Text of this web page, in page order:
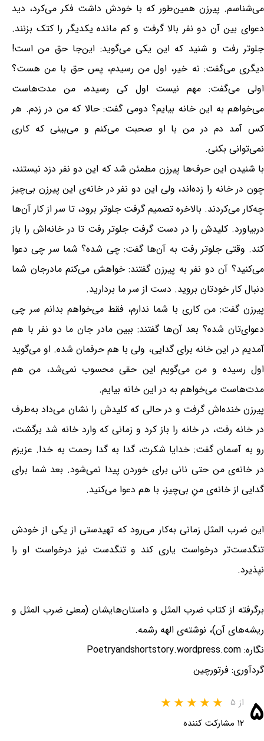
می‌شناسم. پیرزن همین‌طور که با خودش داشت فکر می‌کرد، دید
دعوای بین آن دو نفر بالا گرفت و کم مانده یکدیگر را کتک بزنند.
جلوتر رفت و شنید که این یکی می‌گوید: این‌جا حق من است!
دیگری می‌گفت: نه خیر، اول من رسیدم، پس حق با من هست؟
اولی می‌گفت: مهم نیست اول کی رسیده، من مدت‌هاست
می‌خواهم به این خانه بیایم؟ دومی گفت: حالا که من در زدم. هر
کس آمد دم در من با او صحبت می‌کنم و می‌بینی که کاری
نمی‌توانی بکنی.
با شنیدن این حرف‌ها پیرزن مطمئن شد که این دو نفر دزد نیستند،
چون در خانه را زده‌اند، ولی این دو نفر در خانه‌ی این پیرزن بی‌چیز
چه‌کار می‌کردند. بالاخره تصمیم گرفت جلوتر برود، تا سر از کار آن‌ها
دربیاورد. کلیدش را در دست گرفت جلوتر رفت تا در خانه‌اش را باز
کند. وقتی جلوتر رفت به آن‌ها گفت: چی شده؟ شما سر چی دعوا
می‌کنید؟ آن دو نفر به پیرزن گفتند: خواهش می‌کنم مادرجان شما
دنبال کار خودتان بروید. دست از سر ما بردارید.
پیرزن گفت: من کاری با شما ندارم، فقط می‌خواهم بدانم سر چی
دعوای‌تان شده؟ بعد آن‌ها گفتند: ببین مادر جان ما دو نفر با هم
آمدیم در این خانه برای گدایی، ولی با هم حرفمان شده. او می‌گوید
اول رسیده و من می‌گویم این حقی محسوب نمی‌شد، من هم
مدت‌هاست می‌خواهم به در این خانه بیایم.
پیرزن خنده‌اش گرفت و در حالی که کلیدش را نشان می‌داد به‌طرف
در خانه رفت، در خانه را باز کرد و زمانی که وارد خانه شد برگشت،
رو به آسمان گفت: خدایا شکرت، گدا به گدا رحمت به خدا. عزیزم
در خانه‌ی من حتی نانی برای خوردن پیدا نمی‌شود. بعد شما برای
گدایی از خانه‌ی منِ بی‌چیز، با هم دعوا می‌کنید.
این ضرب المثل زمانی به‌کار می‌رود که تهیدستی از یکی از خودش
تنگدست‌تر درخواست یاری کند و تنگدست نیز درخواست او را
نپذیرد.
برگرفته از کتاب ضرب المثل و داستان‌هایشان (معنی ضرب المثل و
ریشه‌های آن)، نوشته‌ی الهه رشمه.
نگاره: Poetryandshortstory.wordpress.com
گردآوری: فرتورچین
۵ از ۵
۱۲ مشارکت کننده